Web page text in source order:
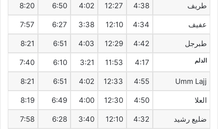
طريف‎ 4:38
12:27
4:02
6:50
8:20
عفيف 4:34
12:10
3:38
6:27
7:57
طبرجل 4:42
12:29
4:03
6:51
8:21
الدلم 4:17
11:53
3:21
6:10
7:40
Umm Lajj
4:55
12:33
4:02
6:51
8:21
العلا 4:50
12:30
4:00
6:49
8:19
ضليع رشيد 4:32
12:10
3:40
6:28
7:58